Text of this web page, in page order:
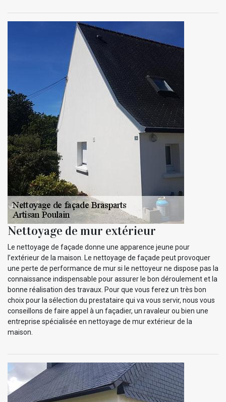
Nettoyage de mur extérieur
Le nettoyage de façade donne une apparence jeune pour
l’extérieur de la maison. Le nettoyage de façade peut provoquer
une perte de performance de mur si le nettoyeur ne dispose pas la
connaissance indispensable pour assurer le bon déroulement et la
bonne réalisation des travaux. Pour que vous ferez un très bon
choix pour la sélection du prestataire qui va vous servir, nous vous
conseillons de faire appel à un façadier, un ravaleur ou bien une
entreprise spécialisée en nettoyage de mur extérieur de la
maison.